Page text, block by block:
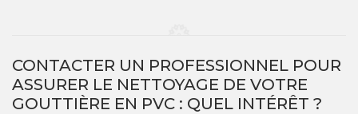
CONTACTER UN PROFESSIONNEL POUR
ASSURER LE NETTOYAGE DE VOTRE
GOUTTIÈRE EN PVC : QUEL INTÉRÊT ?